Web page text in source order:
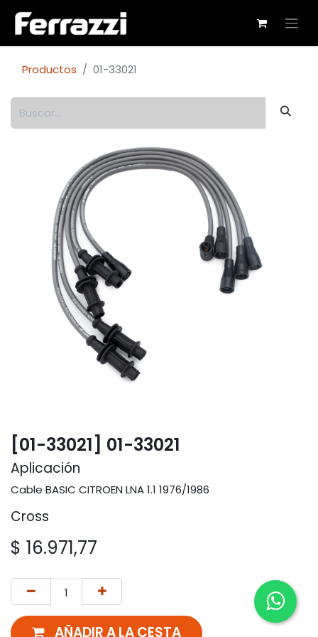
Productos 01-33021
[01-33021] 01-33021
Aplicación
Cable BASIC CITROEN LNA 1.1 1976/1986
Cross
$ 16.971,77
AÑADIR A LA CESTA